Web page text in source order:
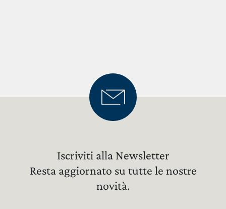
Iscriviti alla Newsletter
Resta aggiornato su tutte le nostre
novità.